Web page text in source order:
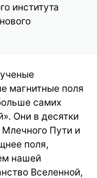
института
магнитные поля
самих
Они в десятки
Пути и
поля,
нашей
Вселенной,